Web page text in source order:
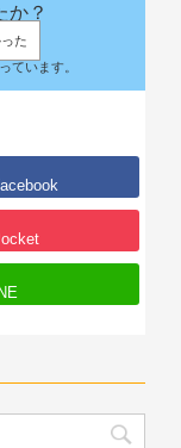
か？
た
ています。